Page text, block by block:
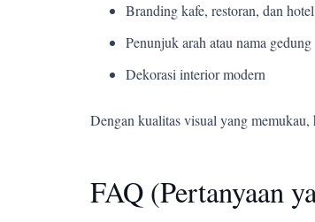
Branding kafe, restoran, dan hotel
Penunjuk arah atau nama gedung
Dekorasi interior modern
Dengan kualitas visual yang
FAQ (Pertanyaan